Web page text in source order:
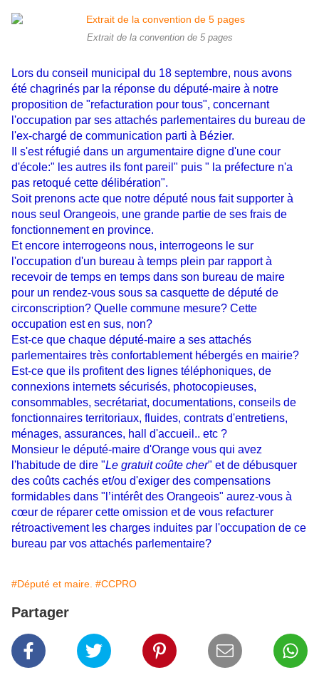
Extrait de la convention de 5 pages
Lors du conseil municipal du 18 septembre, nous avons
été chagrinés par la réponse du député-maire à notre
proposition de "refacturation pour tous", concernant
l'occupation par ses attachés parlementaires du bureau de
l'ex-chargé de communication parti à Bézier.
Il s'est réfugié dans un argumentaire digne d'une cour
d'école:" les autres ils font pareil" puis " la préfecture n'a
pas retoqué cette délibération".
Soit prenons acte que notre député nous fait supporter à
nous seul Orangeois, une grande partie de ses frais de
fonctionnement en province.
Et encore interrogeons nous, interrogeons le sur
l'occupation d'un bureau à temps plein par rapport à
recevoir de temps en temps dans son bureau de maire
pour un rendez-vous sous sa casquette de député de
circonscription? Quelle commune mesure? Cette
occupation est en sus, non?
Est-ce que chaque député-maire a ses attachés
parlementaires très confortablement hébergés en mairie?
Est-ce que ils profitent des lignes téléphoniques, de
connexions internets sécurisés, photocopieuses,
consommables, secrétariat, documentations, conseils de
fonctionnaires territoriaux, fluides, contrats d'entretiens,
ménages, assurances, hall d'accueil.. etc ?
Monsieur le député-maire d'Orange vous qui avez
l'habitude de dire "Le gratuit coûte cher" et de débusquer
des coûts cachés et/ou d'exiger des compensations
formidables dans "l’intérêt des Orangeois" aurez-vous à
cœur de réparer cette omission et de vous refacturer
rétroactivement les charges induites par l'occupation de ce
bureau par vos attachés parlementaire?
#Député et maire. #CCPRO
Partager